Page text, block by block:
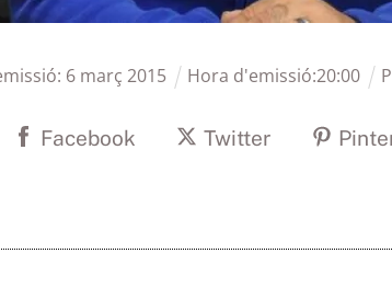
6 març 2015 Hora d'emissió:20:00
Facebook Twitter